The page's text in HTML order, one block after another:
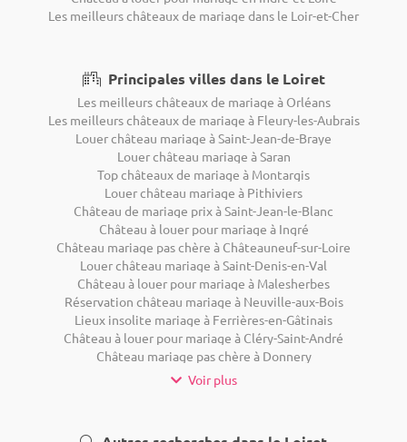
Les meilleurs châteaux de mariage dans le Loir-et-Cher
Principales villes dans le Loiret
Les meilleurs châteaux de mariage à Orléans
Les meilleurs châteaux de mariage à Fleury-les-Aubrais
Louer château mariage à Saint-Jean-de-Braye
Louer château mariage à Saran
Top châteaux de mariage à Montargis
Louer château mariage à Pithiviers
Château de mariage prix à Saint-Jean-le-Blanc
Château à louer pour mariage à Ingré
Château mariage pas chère à Châteauneuf-sur-Loire
Louer château mariage à Saint-Denis-en-Val
Château à louer pour mariage à Malesherbes
Réservation château mariage à Neuville-aux-Bois
Lieux insolite mariage à Ferrières-en-Gâtinais
Château à louer pour mariage à Cléry-Saint-André
Château mariage pas chère à Donnery
Voir plus